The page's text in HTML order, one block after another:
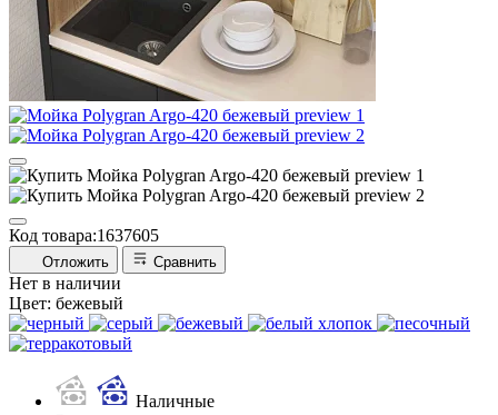
Код товара:1637605
Отложить Сравнить
Нет в наличии
Цвет: бежевый
Наличные